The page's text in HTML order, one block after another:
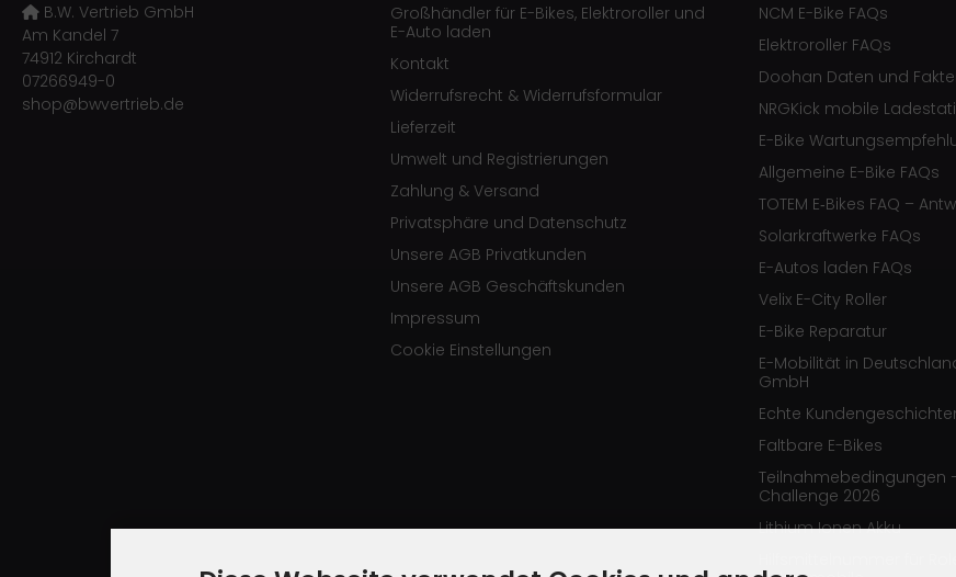
B.W. Vertrieb GmbH
Am Kandel 7
74912 Kirchardt
07266949-0
shop@bwvertrieb.de
Großhändler für E-Bikes, Elektroroller und
E-Auto laden
Kontakt
Widerrufsrecht & Widerrufsformular
Lieferzeit
Umwelt und Registrierungen
Zahlung & Versand
Privatsphäre und Datenschutz
Unsere AGB Privatkunden
Unsere AGB Geschäftskunden
Impressum
Cookie Einstellungen
NCM E-Bike FAQs
Elektroroller FAQs
Doohan Daten und
NRGKick mobile
E-Bike
Allgemeine E-Bike FAQs
TOTEM E‑Bikes FAQ –
Solarkraftwerke FAQs
E-Autos laden FAQs
Velix E-City Roller
E-Bike Reparatur
E-Mobilität in
GmbH
Echte
Faltbare E-Bikes
Teilnahmebedingungen
Challenge 2026
Lithium Ionen Akku